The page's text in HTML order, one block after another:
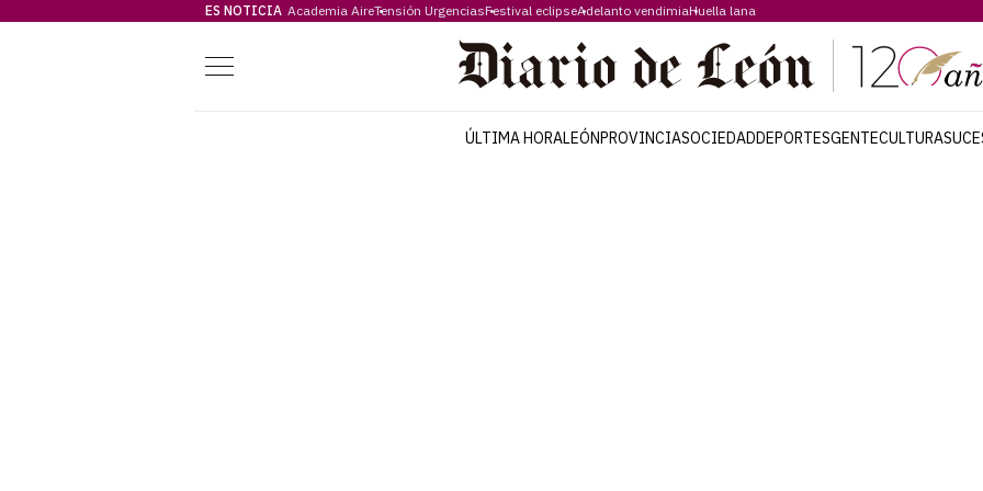
ES NOTICIA Academia AireTensión UrgenciasFestival eclipseAdelanto vendimiaHuella lana
Menú
ÚLTIMA HORALEÓNPROVINCIASOCIEDADDEPORTESGENTECULTURA